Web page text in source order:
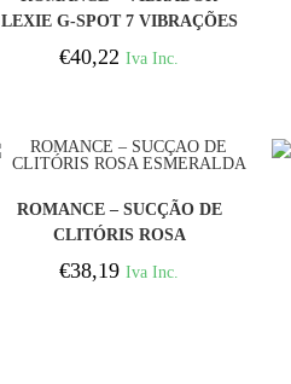
LEXIE G-SPOT 7 VIBRAÇÕES
ROSA
€40,22 Iva Inc.
ROMANCE – SUCÇÃO DE
CLITÓRIS ROSA
ESMERALDA
€38,19 Iva Inc.